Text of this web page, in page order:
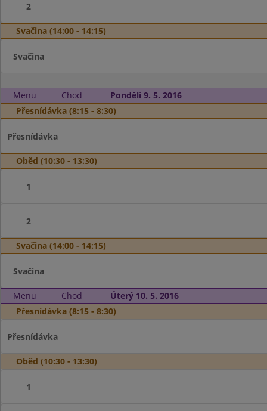
2
Svačina (14:00 - 14:15)
Svačina
Menu Chod
Pondělí 9. 5. 2016
Přesnídávka (8:15 - 8:30)
Přesnídávka
Oběd (10:30 - 13:30)
1
2
Svačina (14:00 - 14:15)
Svačina
Menu Chod
Úterý 10. 5. 2016
Přesnídávka (8:15 - 8:30)
Přesnídávka
Oběd (10:30 - 13:30)
1